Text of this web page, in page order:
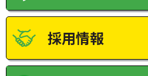
採用情報